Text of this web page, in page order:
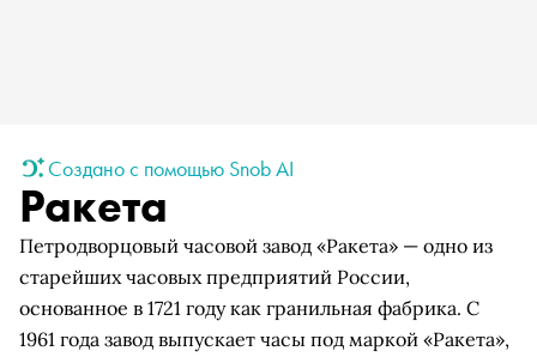
Создано с помощью Snob AI
Ракета
Петродворцовый часовой завод «Ракета» — одно из
старейших часовых предприятий России,
основанное в 1721 году как гранильная фабрика. С
1961 года завод выпускает часы под маркой «Ракета»,